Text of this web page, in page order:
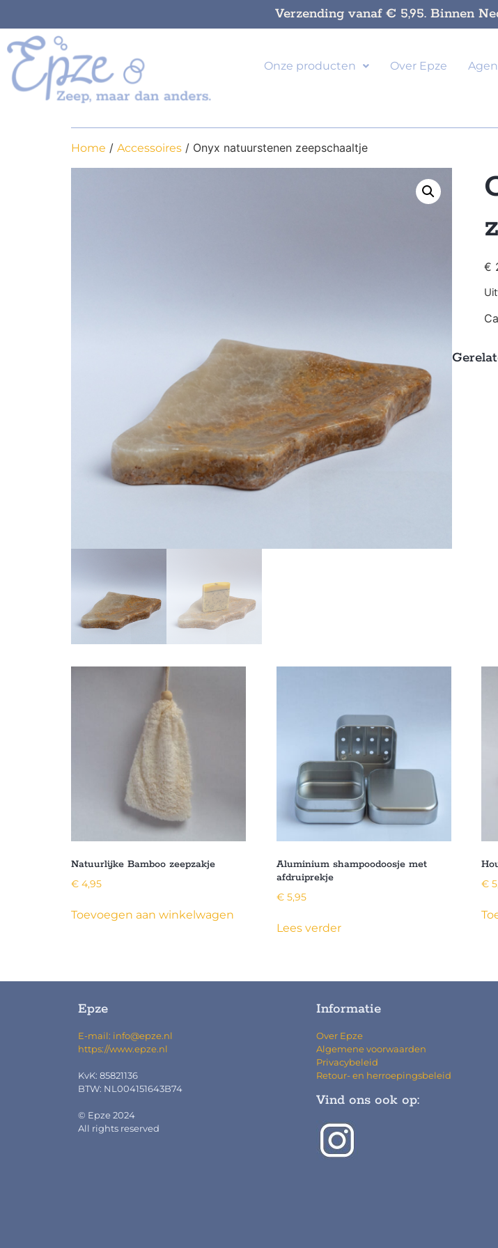
Verzending vanaf € 5,95. Binnen
Onze producten Over Epze
Home / Accessoires / Onyx natuurstenen zeepschaaltje
€
Natuurlijke Bamboo zeepzakje
€ 4,95
Toevoegen aan winkelwagen
Aluminium shampoodoosje met
afdruiprekje
€5,95
Lees verder
€
Epze
E-mail: info@epze.nl
https://www.epze.nl
KvK: 85821136
BTW: NL004151643B74
© Epze 2024
All rights reserved
Informatie
Over Epze
Algemene voorwaarden
Privacybeleid
Retour- en herroepingsbeleid
Vind ons ook op: